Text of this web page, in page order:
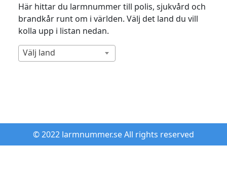
Här hittar du larmnummer till polis, sjukvård och
brandkår runt om i världen. Välj det land du vill
kolla upp i listan nedan.
Välj land
© 2022 larmnummer.se All rights reserved